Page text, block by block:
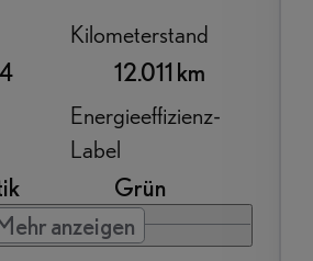
Kilometerstand
12.011 km
Energieeffizienz-
Label
Grün
anzeigen